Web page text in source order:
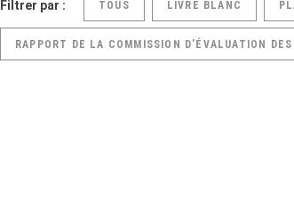
Filtrer par : TOUS LIVRE BLANC
RAPPORT DE LA COMMISSION D’ÉVALUATION